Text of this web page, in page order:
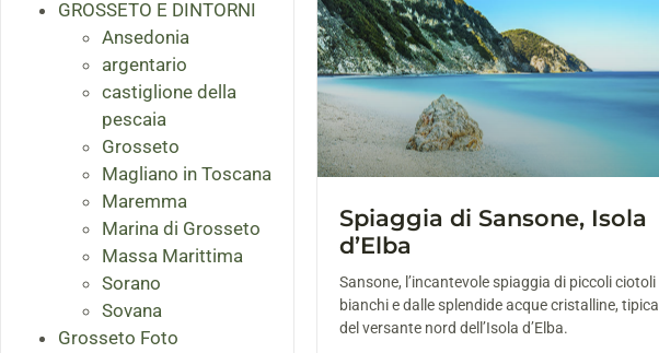
GROSSETO E DINTORNI
Ansedonia
argentario
castiglione della
pescaia
Grosseto
Magliano in Toscana
Maremma
Marina di Grosseto
Massa Marittima
Sorano
Sovana
Grosseto Foto
Spiaggia di Sansone, Isola
d’Elba
Sansone, l’incantevole spiaggia di piccoli ciotoli
bianchi e dalle splendide acque cristalline, tipica
del versante nord dell’Isola d’Elba.